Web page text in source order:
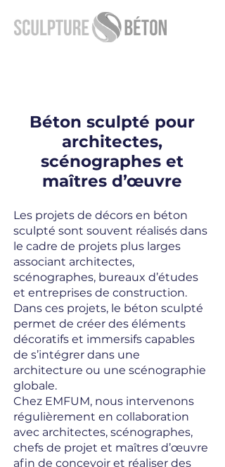
Béton sculpté pour
architectes,
scénographes et
maîtres d’œuvre
Les projets de décors en béton
sculpté sont souvent réalisés dans
le cadre de projets plus larges
associant architectes,
scénographes, bureaux d’études
et entreprises de construction.
Dans ces projets, le béton sculpté
permet de créer des éléments
décoratifs et immersifs capables
de s’intégrer dans une
architecture ou une scénographie
globale.
Chez EMFUM, nous intervenons
régulièrement en collaboration
avec architectes, scénographes,
chefs de projet et maîtres d’œuvre
afin de concevoir et réaliser des